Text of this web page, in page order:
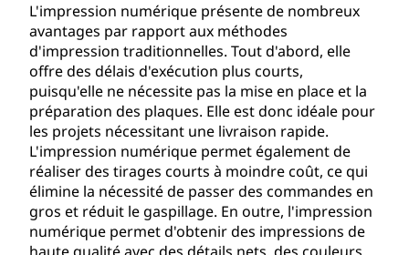
L'impression numérique présente de nombreux
avantages par rapport aux méthodes
d'impression traditionnelles. Tout d'abord, elle
offre des délais d'exécution plus courts,
puisqu'elle ne nécessite pas la mise en place et la
préparation des plaques. Elle est donc idéale pour
les projets nécessitant une livraison rapide.
L'impression numérique permet également de
réaliser des tirages courts à moindre coût, ce qui
élimine la nécessité de passer des commandes en
gros et réduit le gaspillage. En outre, l'impression
numérique permet d'obtenir des impressions de